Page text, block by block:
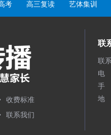
考 高三复读 艺体集训
收费标准
联系我们
联
联
电
手
地